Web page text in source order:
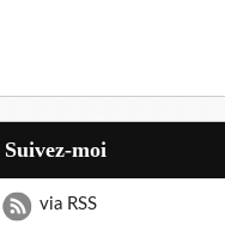
Suivez-moi
via RSS